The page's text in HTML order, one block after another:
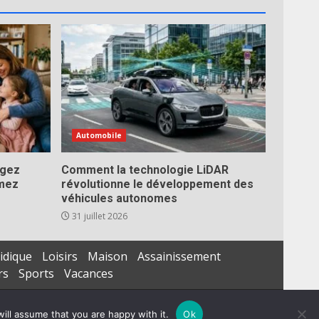
Automobile
Comment la technologie LiDAR
révolutionne le développement des
véhicules autonomes
31 juillet 2026
Loisirs Maison
Assainissement
Sports Vacances
assume that you are happy with it. Ok